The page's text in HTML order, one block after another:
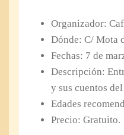
Organizador:
Dónde: C/ Mota
Fechas: 7 de
Descripción:
y sus cuentos
Edades
Precio: Gratuito.